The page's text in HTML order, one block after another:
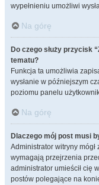
wypełnieniu umożliwi
Na górę
Do czego służy przycisk
tematu?
Funkcja ta umożliwia
wysłanie w późniejszym
poziomu panelu
Na górę
Dlaczego mój post musi
Administrator witryny
wymagają przejrzenia
administrator umieścił cię
postów polegające na